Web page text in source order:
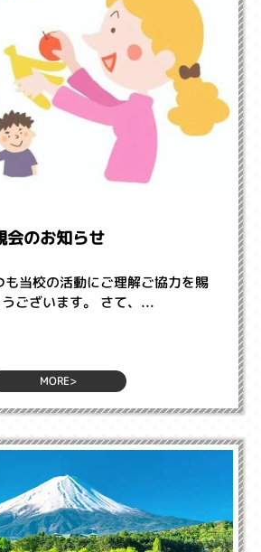
会のお知らせ
も当校の活動にご理解ご協力を賜
ございます。 さて、...
MORE>